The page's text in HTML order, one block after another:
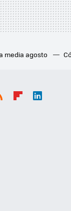
media agosto